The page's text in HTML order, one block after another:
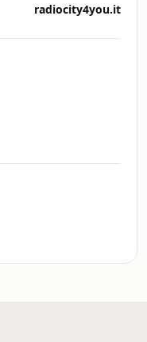
radiocity4you.it